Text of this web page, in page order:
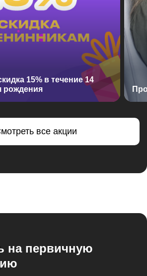
15% в течение 14
рождения
все акции
на первичную